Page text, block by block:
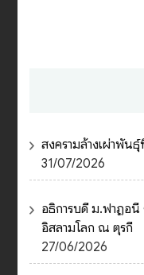
สงครามล้างเผ่าพัน
31/07/2026
อธิการบดี ม.ฟาฏอนี
อิสลามโลก ณ ตุรกี
27/06/2026